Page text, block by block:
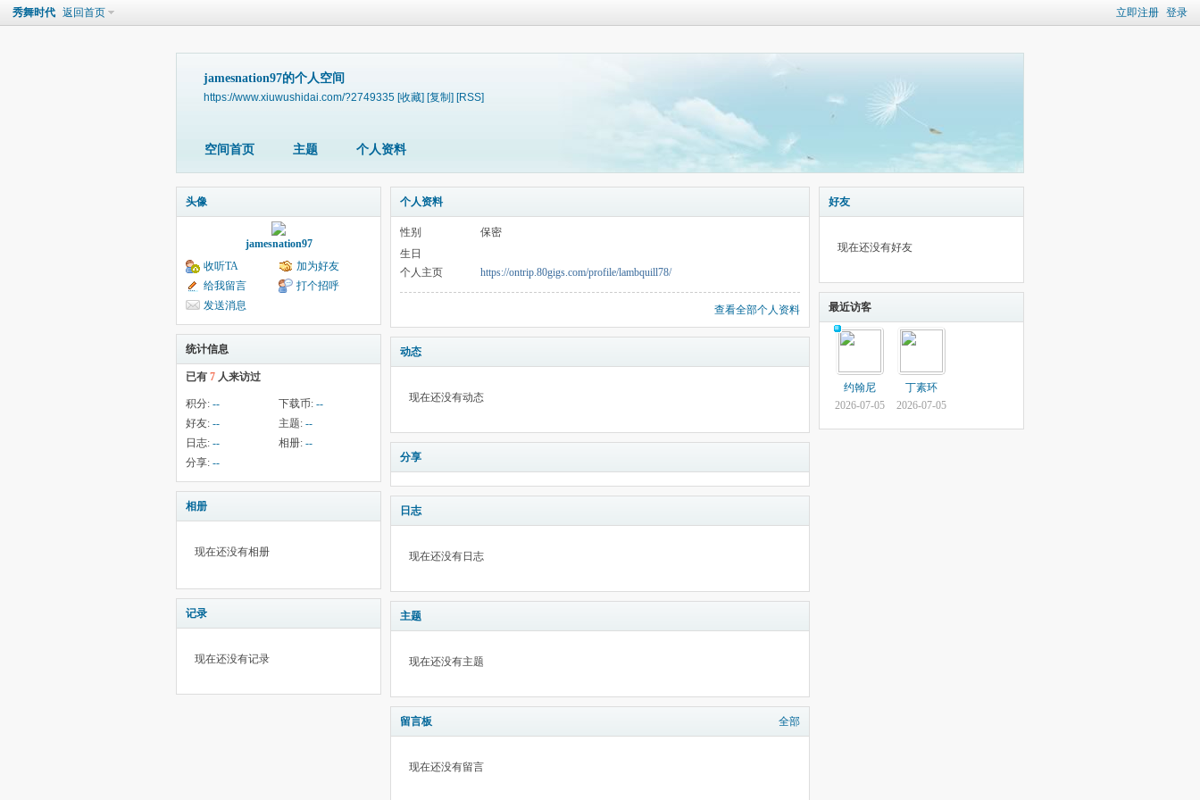
立即注册 登录
秀舞时代 返回首页
jamesnation97的个人空间
https://www.xiuwushidai.com/?2749335 [收藏] [复制] [RSS]
空间首页 主题 个人资料
头像
jamesnation97
收听TA
加为好友
给我留言
打个招呼
发送消息
统计信息
已有 7 人来访过
积分: -- 下载币: --
好友: -- 主题: --
日志: -- 相册: --
分享: --
相册
现在还没有相册
记录
现在还没有记录
个人资料
性别
保密
生日
个人主页
https://ontrip.80gigs.com/profile/lambquill78/
查看全部个人资料
动态
现在还没有动态
分享
日志
现在还没有日志
主题
现在还没有主题
留言板 全部
现在还没有留言
好友
现在还没有好友
最近访客
约翰尼
2026-07-05
丁素环
2026-07-05